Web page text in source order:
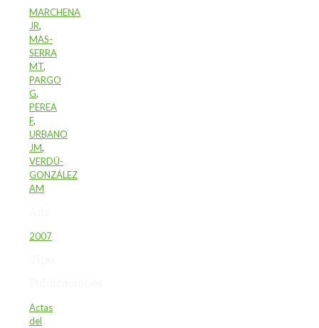
MARCHENA
JR,
MAS-
SERRA
MT,
PARGO
G,
PEREA
F,
URBANO
JM,
VERDÚ-
GONZÁLEZ
AM
2007
Actas
del